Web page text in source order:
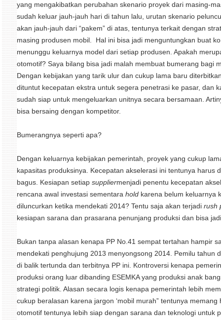
yang mengakibatkan perubahan skenario proyek dari masing-
sudah keluar jauh-jauh hari di tahun lalu, urutan skenario
akan jauh-jauh dari “pakem” di atas, tentunya terkait dengan
masing produsen mobil. Hal ini bisa jadi menguntungkan buat
menunggu keluarnya model dari setiap produsen. Apakah
otomotif? Saya bilang bisa jadi malah membuat bumerang bagi
Dengan kebijakan yang tarik ulur dan cukup lama baru
dituntut kecepatan ekstra untuk segera penetrasi ke pasar, dan
sudah siap untuk mengeluarkan unitnya secara bersamaan.
bisa bersaing dengan kompetitor.
Bumerangnya seperti apa?
Dengan keluarnya kebijakan pemerintah, proyek yang cukup
kapasitas produksinya. Kecepatan akselerasi ini tentunya harus
bagus. Kesiapan setiap suppliermenjadi penentu kecepatan
rencana awal investasi sementara hold karena belum keluarnya
diluncurkan ketika mendekati 2014? Tentu saja akan terjadi rush
kesiapan sarana dan prasarana penunjang produksi dan bisa
Bukan tanpa alasan kenapa PP No.41 sempat tertahan hampir
mendekati penghujung 2013 menyongsong 2014. Pemilu tahun
di balik tertunda dan terbitnya PP ini. Kontroversi kenapa
produksi orang luar dibanding ESEMKA yang produksi anak
strategi politik. Alasan secara logis kenapa pemerintah lebih
cukup beralasan karena jargon ‘mobil murah” tentunya
otomotif tentunya lebih siap dengan sarana dan teknologi untuk